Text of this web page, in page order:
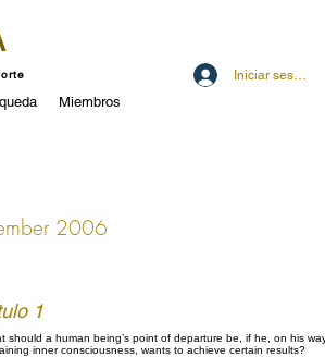
Iniciar sesión
Miembros
2006
1
should a human being’s point of departure be, if he, on his
inner consciousness, wants to achieve certain results?